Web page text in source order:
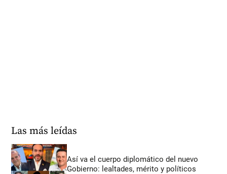
Las más leídas
Así va el cuerpo diplomático del nuevo
Gobierno: lealtades, mérito y políticos